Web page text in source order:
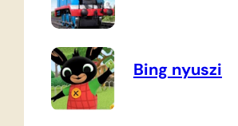
Bing nyuszi